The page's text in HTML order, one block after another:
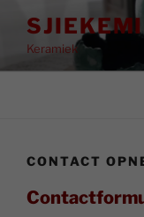
inhoud
Keramiek
CONTACT